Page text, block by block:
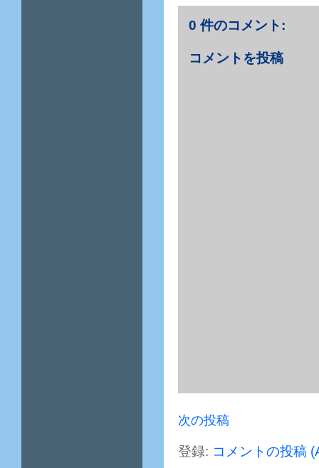
0 件のコメント:
コメントを投稿
次の投稿
登録: コメントの投稿